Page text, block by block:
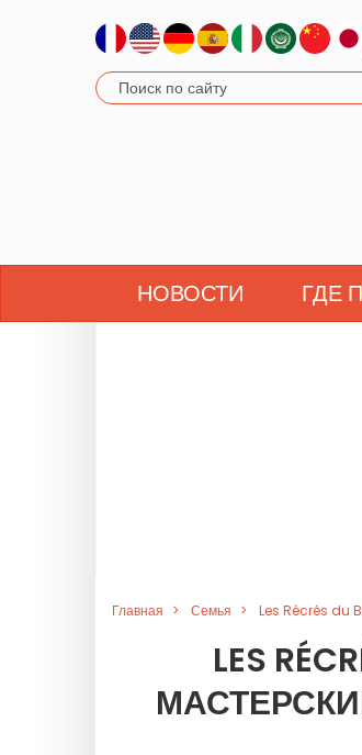
НОВОСТИ ГДЕ
Главная Семья Les Récrés du
LES